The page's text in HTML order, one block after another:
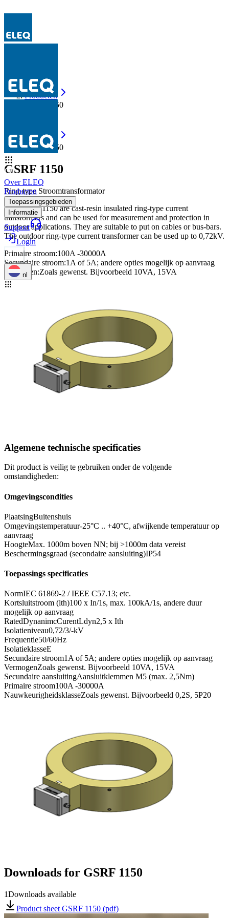
Over ELEQ
Producten
Toepassingsgebieden
Informatie
Support
Login
nl
Producten
GSRF 1150
Producten
GSRF 1150
GSRF 1150
Ring-type Stroomtransformator
The GSRF 1150 are cast-resin insulated ring-type current
transformers and can be used for measurement and protection in
outdoor applications. They are suitable to put on cables or bus-bars.
The outdoor ring-type current transformer can be used up to 0,72kV.
Primaire stroom:100A -30000A
Secundaire stroom:1A of 5A; andere opties mogelijk op aanvraag
Vermogen:Zoals gewenst. Bijvoorbeeld 10VA, 15VA
Algemene technische specificaties
Dit product is veilig te gebruiken onder de volgende
omstandigheden:
Omgevingscondities
PlaatsingBuitenshuis
Omgevingstemperatuur-25°C .. +40°C, afwijkende temperatuur op
aanvraag
HoogteMax. 1000m boven NN; bij >1000m data vereist
Beschermingsgraad (secondaire aansluiting)IP54
Toepassings specificaties
NormIEC 61869-2 / IEEE C57.13; etc.
Kortsluitstroom (lth)100 x In/1s, max. 100kA/1s, andere duur
mogelijk op aanvraag
RatedDynanimcCurentLdyn2,5 x Ith
Isolatieniveau0,72/3/-kV
Frequentie50/60Hz
IsolatieklasseE
Secundaire stroom1A of 5A; andere opties mogelijk op aanvraag
VermogenZoals gewenst. Bijvoorbeeld 10VA, 15VA
Secundaire aansluitingAansluitklemmen M5 (max. 2,5Nm)
Primaire stroom100A -30000A
NauwkeurigheidsklasseZoals gewenst. Bijvoorbeeld 0,2S, 5P20
Downloads for GSRF 1150
1Downloads available
Product sheet GSRF 1150 (pdf)